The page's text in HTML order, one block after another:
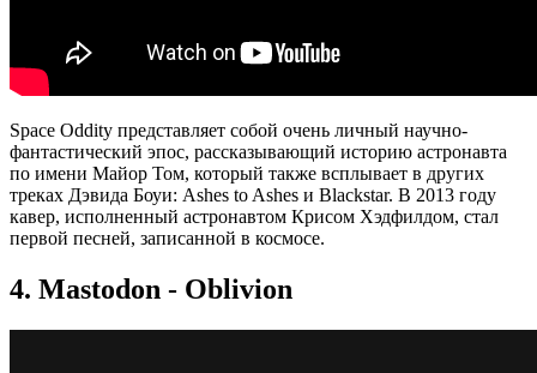
Space Oddity представляет собой очень личный научно-
фантастический эпос, рассказывающий историю астронавта
по имени Майор Том, который также всплывает в других
треках Дэвида Боуи: Ashes to Ashes и Blackstar. В 2013 году
кавер, исполненный астронавтом Крисом Хэдфилдом, стал
первой песней, записанной в космосе.
4. Mastodon - Oblivion